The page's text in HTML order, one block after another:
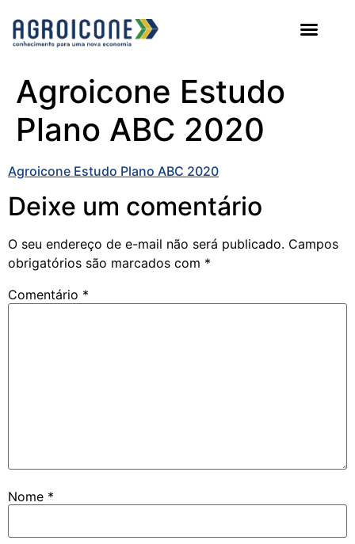
Agroicone Estudo
Plano ABC 2020
Agroicone Estudo Plano ABC 2020
Deixe um comentário
O seu endereço de e-mail não será publicado. Campos
obrigatórios são marcados com *
Comentário *
Nome *